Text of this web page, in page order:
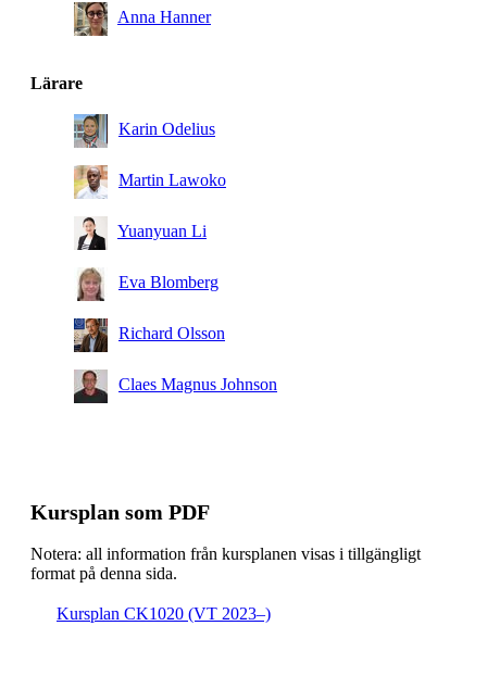
Anna Hanner
Lärare
Karin Odelius
Martin Lawoko
Yuanyuan Li
Eva Blomberg
Richard Olsson
Claes Magnus Johnson
Kursplan som PDF
Notera: all information från kursplanen visas i tillgängligt
format på denna sida.
Kursplan CK1020 (VT 2023–)